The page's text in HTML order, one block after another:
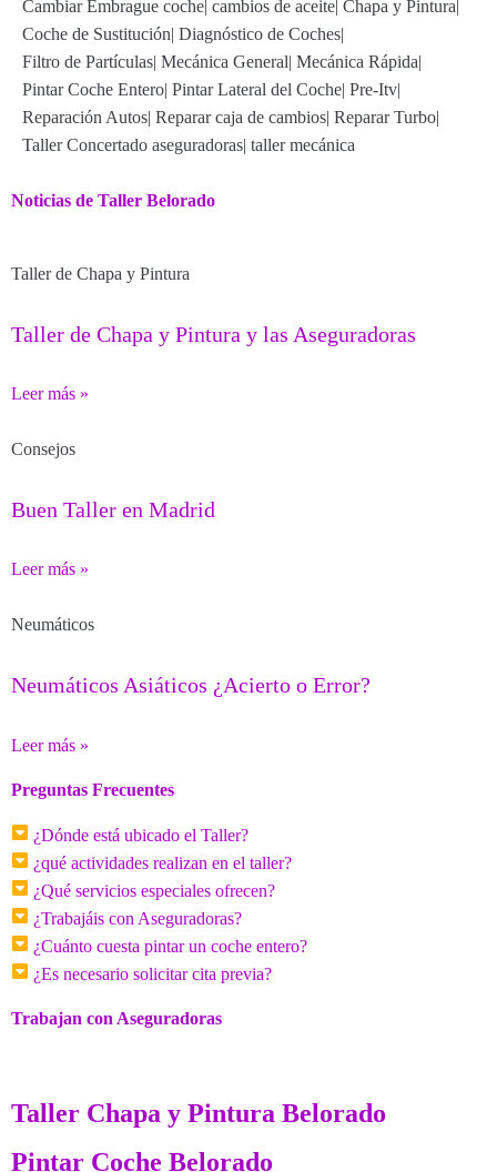
Cambiar Embrague coche cambios de aceite Chapa y Pintura
Coche de Sustitución| Diagnóstico de Coches|
Filtro de Partículas| Mecánica General| Mecánica Rápida|
Pintar Coche Entero| Pintar Lateral del Coche| Pre-Itv|
Reparación Autos| Reparar caja de cambios| Reparar Turbo|
Taller Concertado aseguradoras| taller mecánica
Noticias de Taller Belorado
Taller de Chapa y Pintura
Taller de Chapa y Pintura y las Aseguradoras
Leer más »
Consejos
Buen Taller en Madrid
Leer más »
Neumáticos
Neumáticos Asiáticos ¿Acierto o Error?
Leer más »
Preguntas Frecuentes
¿Dónde está ubicado el Taller?
¿qué actividades realizan en el taller?
¿Qué servicios especiales ofrecen?
¿Trabajáis con Aseguradoras?
¿Cuánto cuesta pintar un coche entero?
¿Es necesario solicitar cita previa?
Trabajan con Aseguradoras
Taller Chapa y Pintura Belorado
Pintar Coche Belorado